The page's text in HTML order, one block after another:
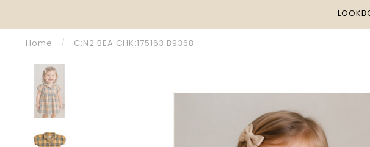
Home / C:N2 BEA CHK:175163:B9368